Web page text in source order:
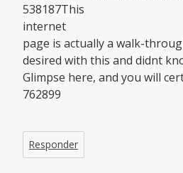
538187This
internet
page is actually a walk-
desired with this and didnt
Glimpse here, and you will
762899
Responder